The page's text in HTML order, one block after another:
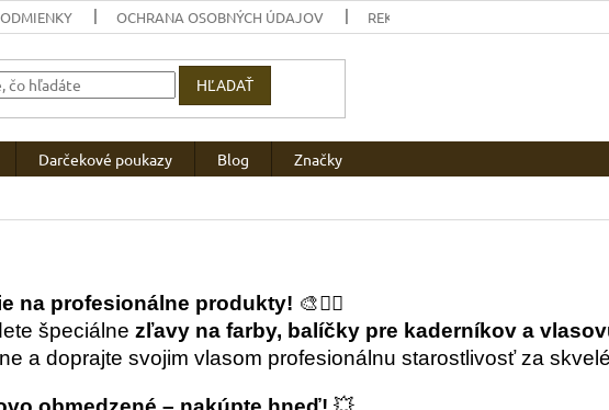
OCHRANA OSOBNÝCH ÚDAJOV REKLAMAČNÉ PODMIENKY
HĽADAŤ
Darčekové poukazy Blog
Značky
na profesionálne produkty! 🎨💇‍♀️
špeciálne zľavy na farby, balíčky pre kaderníkov a
a doprajte svojim vlasom profesionálnu starostlivosť za